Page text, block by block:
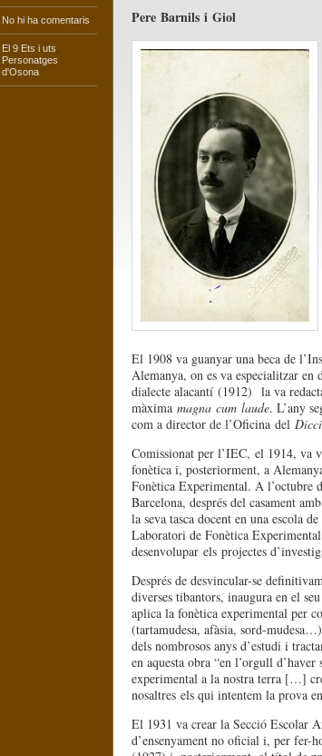
No hi ha comentaris
El 9 Ets i uts
Personatges
d'Osona
Pere Barnils i Giol
El 1908 va guanyar una beca de
Alemanya, on es va especialitzar
dialecte alacantí (1912) la va
màxima magna cum laude. L’any
com a director de l’Oficinadel
Comissionat per l’IEC, el 1914, va
fonètica i, posteriorment, a
Fonètica Experimental. A l’octubre
Barcelona, després del casament
la seva tasca docent en una escola de
Laboratori de Fonètica
desenvoluparelsprojectes
Després de desvincular-se
diverses tibantors, inaugura en el
aplica la fonètica experimental per
(tartamudesa, afàsia, sord-
dels nombrosos anys d’estudi i
en aquesta obra “en l’orgull
experimental a la nostra terra […]
nosaltresels qui intentem la prova
El 1931 va crear la Secció Escolar
d’ensenyament no oficial i, per fer-